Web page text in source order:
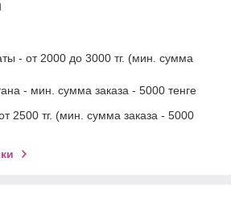
- от 2000 до 3000 тг. (мин. сумма
- мин. сумма заказа - 5000 тенге
2500 тг. (мин. сумма заказа - 5000